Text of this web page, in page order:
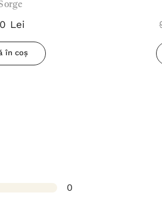
Lei
în coș
0